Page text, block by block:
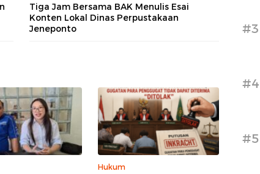
Tiga Jam Bersama BAK Menulis Esai
Konten Lokal Dinas Perpustakaan
Jeneponto
Hukum
#3
#4
#5